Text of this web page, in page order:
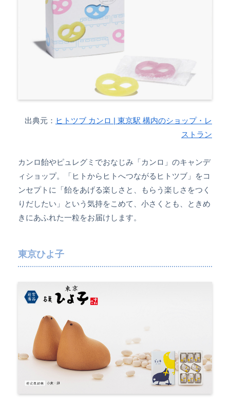
出典元： ヒトツブ カンロ | 東京駅 構内のショップ・レ
ストラン
カンロ飴やピュレグミでおなじみ「カンロ」のキャンデ
ィショップ。「ヒトからヒトへつながるヒトツブ」をコ
ンセプトに「飴をあげる楽しさと、もらう楽しさをつく
りだしたい」という気持をこめて、小さくとも、ときめ
きにあふれた一粒をお届けします。
東京ひよ子